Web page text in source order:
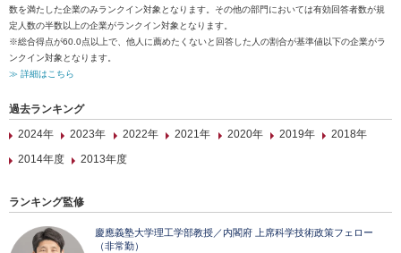
数を満たした企業のみランクイン対象となります。その他の部門においては有効回答者数が規
定人数の半数以上の企業がランクイン対象となります。
※総合得点が60.0点以上で、他人に薦めたくないと回答した人の割合が基準値以下の企業がラ
ンクイン対象となります。
≫ 詳細はこちら
過去ランキング
2024年
2023年 2022年 2021年 2020年 2019年
2018年
2014年度
2013年度
ランキング監修
慶應義塾大学理工学部教授／内閣府 上席科学技術政策フェロー
（非常勤）